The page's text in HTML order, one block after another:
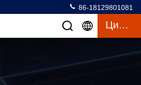
86-18129801081
Цитата